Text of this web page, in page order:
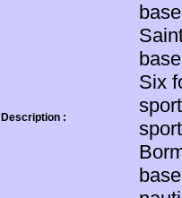
Description :
Six